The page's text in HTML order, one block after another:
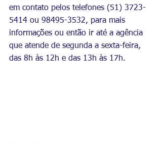
em contato pelos telefones (51) 3723-
5414 ou 98495-3532, para mais
informações ou então ir até a agência
que atende de segunda a sexta-feira,
das 8h às 12h e das 13h às 17h.